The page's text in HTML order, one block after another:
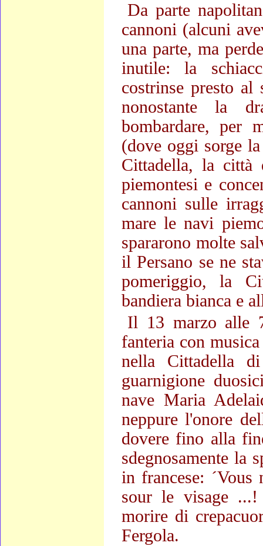
Da parte
cannoni (alcuni
una parte, ma
inutile: la
costrinse presto
nonostante la
bombardare, per
(dove oggi sorge
Cittadella, la città
piemontesi e
cannoni sulle
mare le navi
spararono molte
il Persano se ne
pomeriggio, la
bandiera bianca e
Il 13 marzo alle
fanteria con
nella Cittadella
guarnigione
nave Maria
neppure l'onore
dovere fino alla
sdegnosamente la
in francese: ´Vous
sour le visage
morire di
Fergola.